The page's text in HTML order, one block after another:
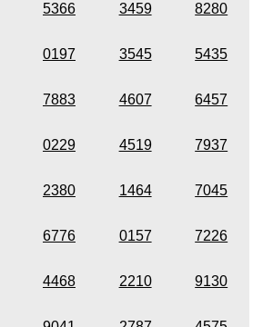
5366 3459 8280
0197 3545 5435
7883 4607 6457
0229 4519 7937
2380 1464 7045
6776 0157 7226
4468 2210 9130